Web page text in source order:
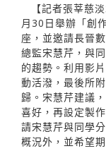
【記者張莘慈
月30日舉辦「創
座，並邀請長晉
總監宋慧芹，與
的趨勢。利用影
動活潑，最後所
歸。宋慧芹建議
喜好，再設定製
請宋慧芹與同學
概況外，並希望